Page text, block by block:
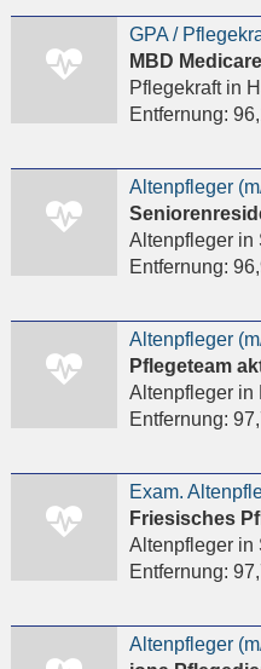
Pflegekraftin
Entfernung:
Altenpfleger
Altenpflegerin
Entfernung:
Altenpfleger
Pflegeteam
Altenpflegerin
Entfernung:
Friesisches
Altenpflegerin
Entfernung:
Altenpfleger